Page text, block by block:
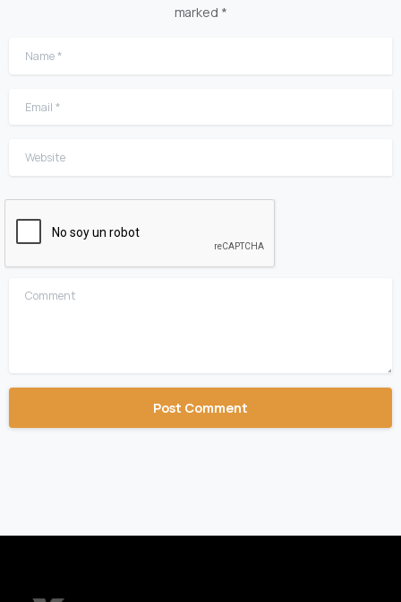
marked *
Name
Website
Comment